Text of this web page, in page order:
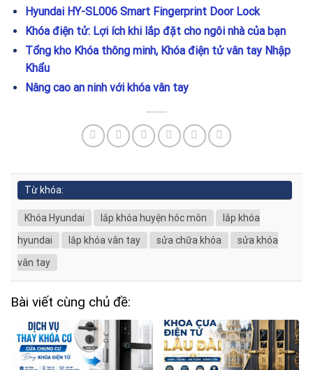
Hyundai HY-SL006 Smart Fingerprint Door Lock
Khóa điện tử: Lợi ích khi lắp đặt cho ngôi nhà của bạn
Tổng kho Khóa thông minh, Khóa điện tử vân tay Nhập
Khẩu
Nâng cao an ninh với khóa vân tay
Từ khóa:
Khóa Hyundai lắp khóa huyện hóc môn
lắp khóa
hyundai
lắp khóa vân tay sửa chữa khóa
sửa khóa
vân tay
Bài viết cùng chủ đề: